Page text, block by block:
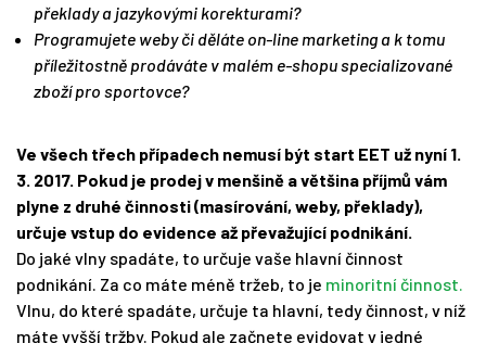
překlady a jazykovými korekturami?
Programujete weby či děláte on-line marketing a k tomu
příležitostně prodáváte v malém e-shopu specializované
zboží pro sportovce?
Ve všech třech případech nemusí být start EET už nyní 1.
3. 2017. Pokud je prodej v menšině a většina příjmů vám
plyne z druhé činnosti (masírování, weby, překlady),
určuje vstup do evidence až převažující podnikání.
Do jaké vlny spadáte, to určuje vaše hlavní činnost
podnikání. Za co máte méně tržeb, to je minoritní činnost.
Vlnu, do které spadáte, určuje ta hlavní, tedy činnost, v níž
máte vyšší tržby. Pokud ale začnete evidovat v jedné